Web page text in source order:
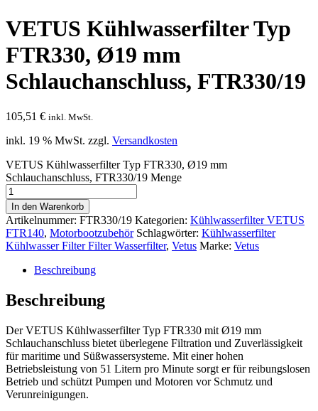
VETUS Kühlwasserfilter Typ
FTR330, Ø19 mm
Schlauchanschluss, FTR330/19
105,51 € inkl. MwSt.
inkl. 19 % MwSt. zzgl. Versandkosten
VETUS Kühlwasserfilter Typ FTR330, Ø19 mm
Schlauchanschluss, FTR330/19 Menge
In den Warenkorb
Artikelnummer: FTR330/19 Kategorien: Kühlwasserfilter VETUS
FTR140, Motorbootzubehör Schlagwörter: Kühlwasserfilter
Kühlwasser Filter Filter Wasserfilter, Vetus Marke: Vetus
Beschreibung
Beschreibung
Der VETUS Kühlwasserfilter Typ FTR330 mit Ø19 mm
Schlauchanschluss bietet überlegene Filtration und Zuverlässigkeit
für maritime und Süßwassersysteme. Mit einer hohen
Betriebsleistung von 51 Litern pro Minute sorgt er für reibungslosen
Betrieb und schützt Pumpen und Motoren vor Schmutz und
Verunreinigungen.